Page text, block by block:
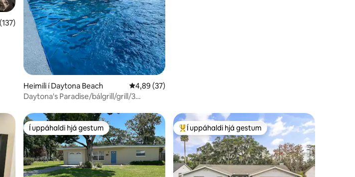
í meðaleinkunn, 137 umsagnir
Heimili í Daytona Beach 4,89 af 5 í meðaleinkunn, 37 umsagnir
4,89 (37)
Daytona's Paradise/bálgrill/grill/3
Í uppáhaldi hjá gestum
Í uppáhaldi hjá gestum Í mestu uppáhaldi hjá gestum
Í uppáhaldi hjá gestum